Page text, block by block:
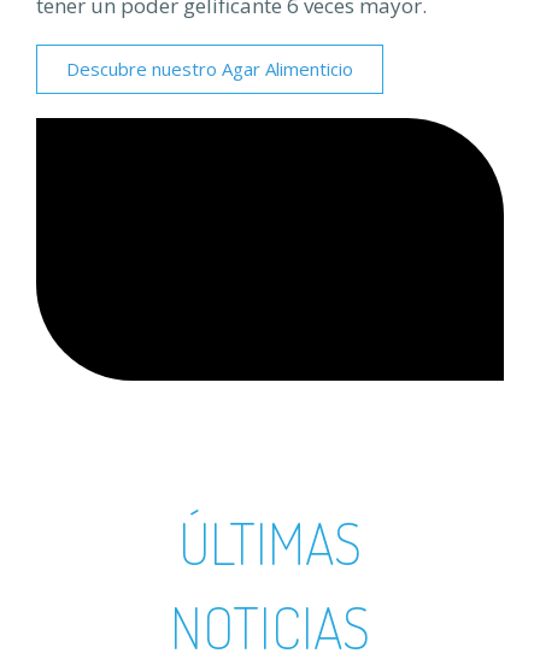
Descubre nuestro Agar Alimenticio
ÚLTIMAS
NOTICIAS